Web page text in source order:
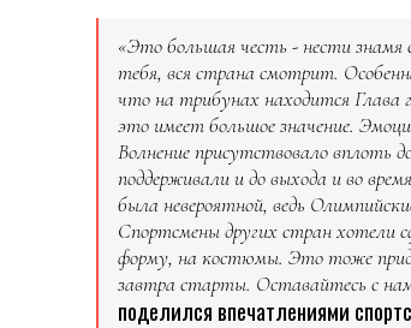
«Это большая честь - нести
тебя, вся страна смотрит.
что на трибунах находится Глава
это имеет большое значение.
Волнение присутствовало вплоть
поддерживали и до выхода и во
была невероятной, ведь
Спортсмены других стран хотели
форму, на костюмы. Это тоже
завтра старты. Оставайтесь с
поделился впечатлениями